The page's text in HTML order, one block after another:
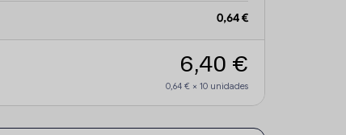
0,64 €
6,40 €
0,64 € × 10 unidades